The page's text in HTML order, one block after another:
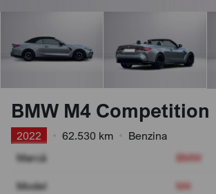
BMW M4 Competition
2022 62.530 km
Benzina
Marcă
BMW
Model M4